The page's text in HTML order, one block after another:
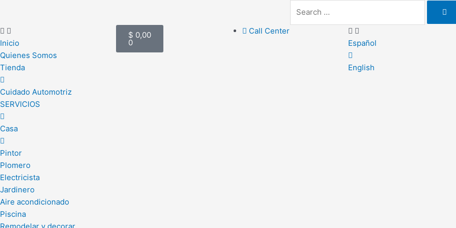
contenido
Inicio
Quienes Somos
Tienda
Cuidado Automotriz
SERVICIOS
Casa
Pintor
Plomero
Electricista
Jardinero
Aire acondicionado
Piscina
Remodelar y decorar
$ 0,00
0
Cart
Call Center
Español
English